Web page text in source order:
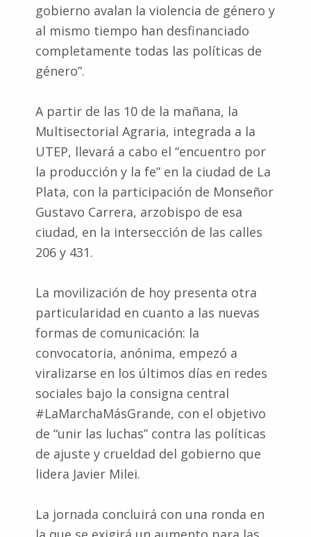
gobierno avalan la violencia de género y
al mismo tiempo han desfinanciado
completamente todas las políticas de
género”.
A partir de las 10 de la mañana, la
Multisectorial Agraria, integrada a la
UTEP, llevará a cabo el “encuentro por
la producción y la fe” en la ciudad de La
Plata, con la participación de Monseñor
Gustavo Carrera, arzobispo de esa
ciudad, en la intersección de las calles
206 y 431.
La movilización de hoy presenta otra
particularidad en cuanto a las nuevas
formas de comunicación: la
convocatoria, anónima, empezó a
viralizarse en los últimos días en redes
sociales bajo la consigna central
#LaMarchaMásGrande, con el objetivo
de “unir las luchas” contra las políticas
de ajuste y crueldad del gobierno que
lidera Javier Milei.
La jornada concluirá con una ronda en